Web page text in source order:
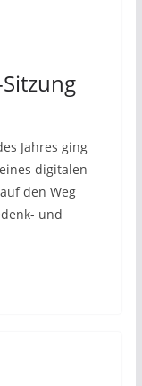
Jahres ging
digitalen
den Weg
und